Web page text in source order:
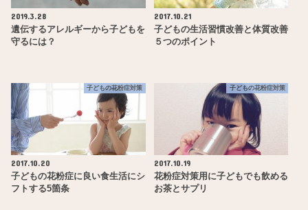
2019.3.28
遺伝するアレルギーから子どもを
守るには？
2017.10.21
子どもの生活習慣改善と体質改善
５つのポイント
子どもの花粉症対策
2017.10.20
子どもの花粉症に良い食生活にシ
フトする5箇条
子どもの花粉症対策
2017.10.19
花粉症対策用に子どもでも飲める
お茶とサプリ